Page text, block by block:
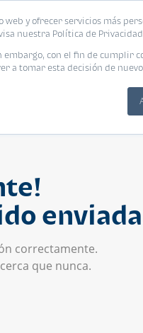
y ofrecer servicios más
nuestra Política de
con el fin de cumplir
a tomar esta decisión de
Blog
correctamente.
que nunca.